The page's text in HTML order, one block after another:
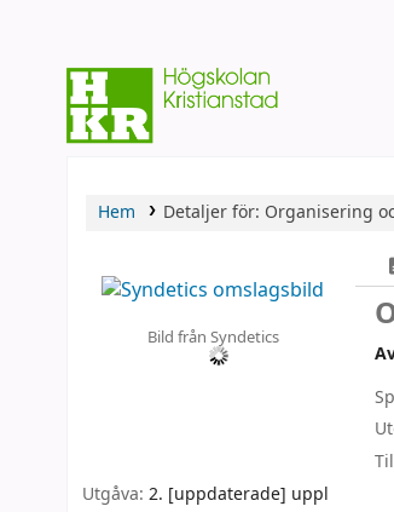
Hem Detaljer för: Organisering
Bild från Syndetics
Utgåva: 2. [uppdaterade] uppl